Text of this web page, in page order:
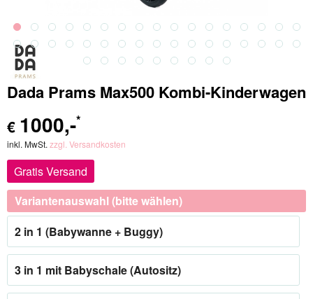
Dada Prams Max500 Kombi-Kinderwagen
€ 1000,-*
inkl. MwSt. zzgl. Versandkosten
Gratis Versand
Variantenauswahl (bitte wählen)
2 in 1 (Babywanne + Buggy)
3 in 1 mit Babyschale (Autositz)